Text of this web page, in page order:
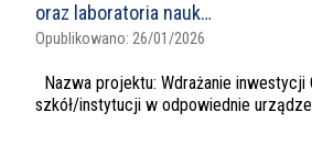
oraz laboratoria nauk…
Opublikowano: 26/01/2026
Nazwa projektu: Wdrażanie inwestycji
szkół/instytucji w odpowiednie